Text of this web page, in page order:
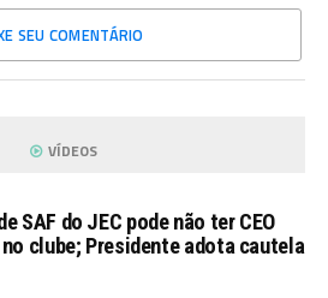
SEU COMENTÁRIO
VÍDEOS
SAF do JEC pode não ter CEO
clube; Presidente adota cautela